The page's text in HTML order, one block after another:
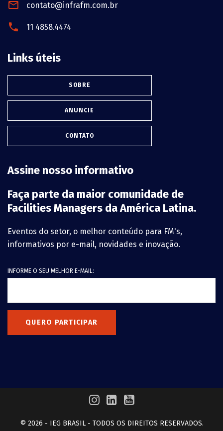
contato@infrafm.com.br
11 4858.4474
Links úteis
SOBRE
ANUNCIE
CONTATO
Assine nosso informativo
Faça parte da maior comunidade de
Facilities Managers da América Latina.
Eventos do setor, o melhor conteúdo para FM's,
informativos por e-mail, novidades e inovação.
INFORME O SEU MELHOR E-MAIL:
QUERO PARTICIPAR
© 2026 - IEG BRASIL - TODOS OS DIREITOS RESERVADOS.